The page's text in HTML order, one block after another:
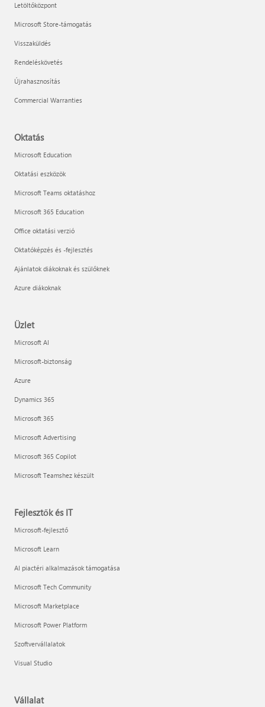
Letöltőközpont
Microsoft Store-támogatás
Visszaküldés
Rendeléskövetés
Újrahasznosítás
Commercial Warranties
Oktatás
Microsoft Education
Oktatási eszközök
Microsoft Teams oktatáshoz
Microsoft 365 Education
Office oktatási verzió
Oktatóképzés és -fejlesztés
Ajánlatok diákoknak és szülőknek
Azure diákoknak
Üzlet
Microsoft AI
Microsoft-biztonság
Azure
Dynamics 365
Microsoft 365
Microsoft Advertising
Microsoft 365 Copilot
Microsoft Teamshez készült
Fejlesztők és IT
Microsoft-fejlesztő
Microsoft Learn
AI piactéri alkalmazások támogatása
Microsoft Tech Community
Microsoft Marketplace
Microsoft Power Platform
Szoftvervállalatok
Visual Studio
Vállalat